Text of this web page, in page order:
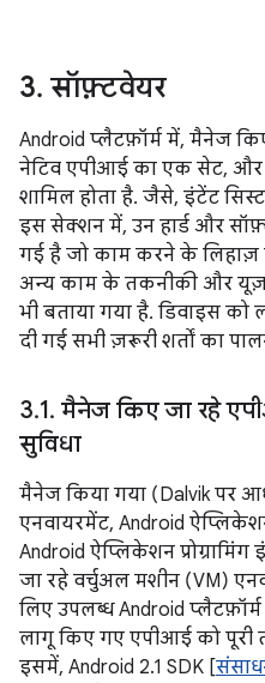
3. सॉफ़्टवेयर
Android प्लैटफ़ॉर्म में, मैनेज
नेटिव एपीआई का एक सेट,
शामिल होता है. जैसे, इंटेंट
इस सेक्शन में, उन हार्ड और
गई है जो काम करने के
अन्य काम के तकनीकी और
भी बताया गया है. डिवाइस
दी गई सभी ज़रूरी शर्तों का
3.1. मैनेज किए जा रहे
सुविधा
मैनेज किया गया (Dalvik पर
एनवायरमेंट, Android
Android ऐप्लिकेशन
जा रहे वर्चुअल मशीन (VM)
लिए उपलब्ध Android
लागू किए गए एपीआई को पूरी
इसमें, Android 2.1 SDK [